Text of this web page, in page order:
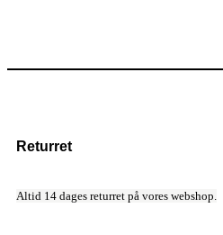
Returret
Altid 14 dages returret på vores webshop.